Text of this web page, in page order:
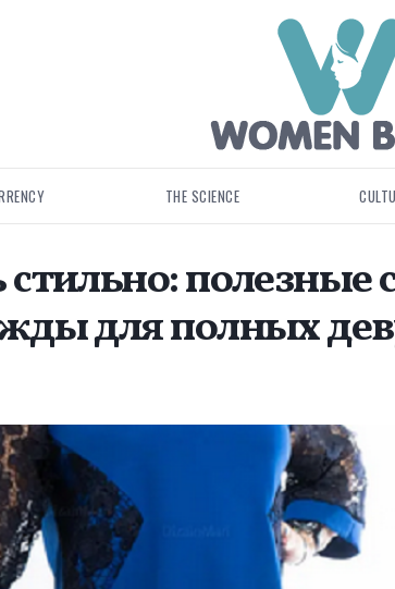
THE SCIENCE
полезные
для полных